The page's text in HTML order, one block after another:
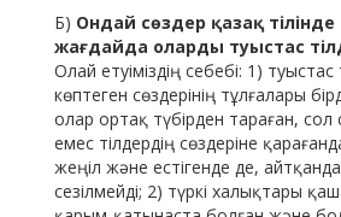
Б) Ондай сөздер қазақ
жағдайда оларды туыстас
Олай етуіміздің себебі: 1) туыстас
көптеген сөздерінің тұлғалары
олар ортақ түбірден тараған, сол
емес тілдердің сөздеріне
жеңіл және естігенде де,
сезілмейді; 2) түркі халықтары